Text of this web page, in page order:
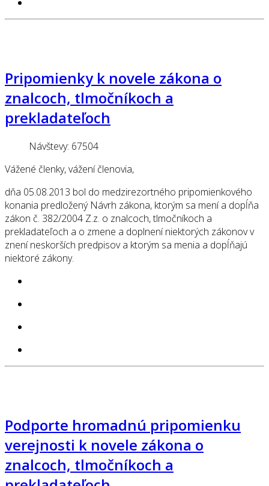
Pripomienky k novele zákona o
znalcoch, tlmočníkoch a
prekladateľoch
Návštevy: 67504
Vážené členky, vážení členovia,
dňa 05.08.2013 bol do medzirezortného pripomienkového
konania predložený Návrh zákona, ktorým sa mení a dopĺňa
zákon č. 382/2004 Z.z. o znalcoch, tlmočníkoch a
prekladateľoch a o zmene a doplnení niektorých zákonov v
znení neskorších predpisov a ktorým sa menia a dopĺňajú
niektoré zákony.
Podporte hromadnú pripomienku
verejnosti k novele zákona o
znalcoch, tlmočníkoch a